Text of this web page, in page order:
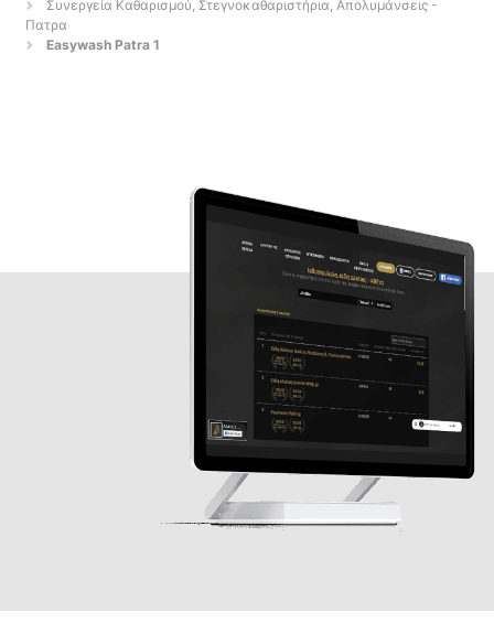
Συνεργεία Καθαρισμού, Στεγνοκαθαριστήρια, Απολυμάνσεις -
Πατρα
Easywash Patra 1